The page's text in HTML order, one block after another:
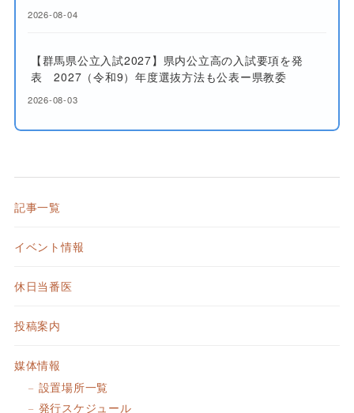
2026-08-04
【群馬県公立入試2027】県内公立高の入試要項を発
表 2027（令和9）年度選抜方法も公表ー県教委
2026-08-03
記事一覧
イベント情報
休日当番医
投稿案内
媒体情報
設置場所一覧
発行スケジュール